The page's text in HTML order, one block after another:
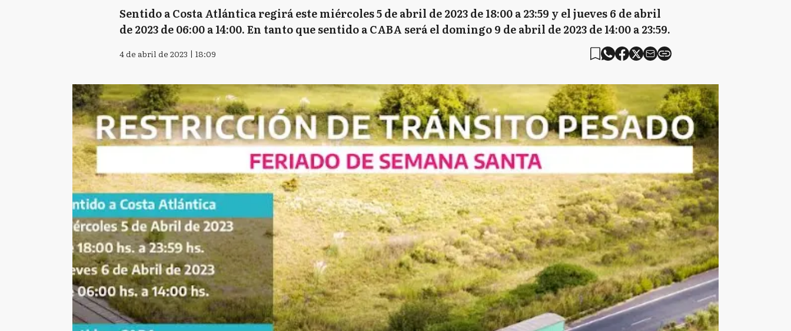
Sentido a Costa Atlántica regirá este miércoles 5 de abril de 2023 de 18:00 a 23:59 y el jueves 6 de abril
de 2023 de 06:00 a 14:00. En tanto que sentido a CABA será el domingo 9 de abril de 2023 de 14:00 a 23:59.
4 de abril de 2023 | 18:09